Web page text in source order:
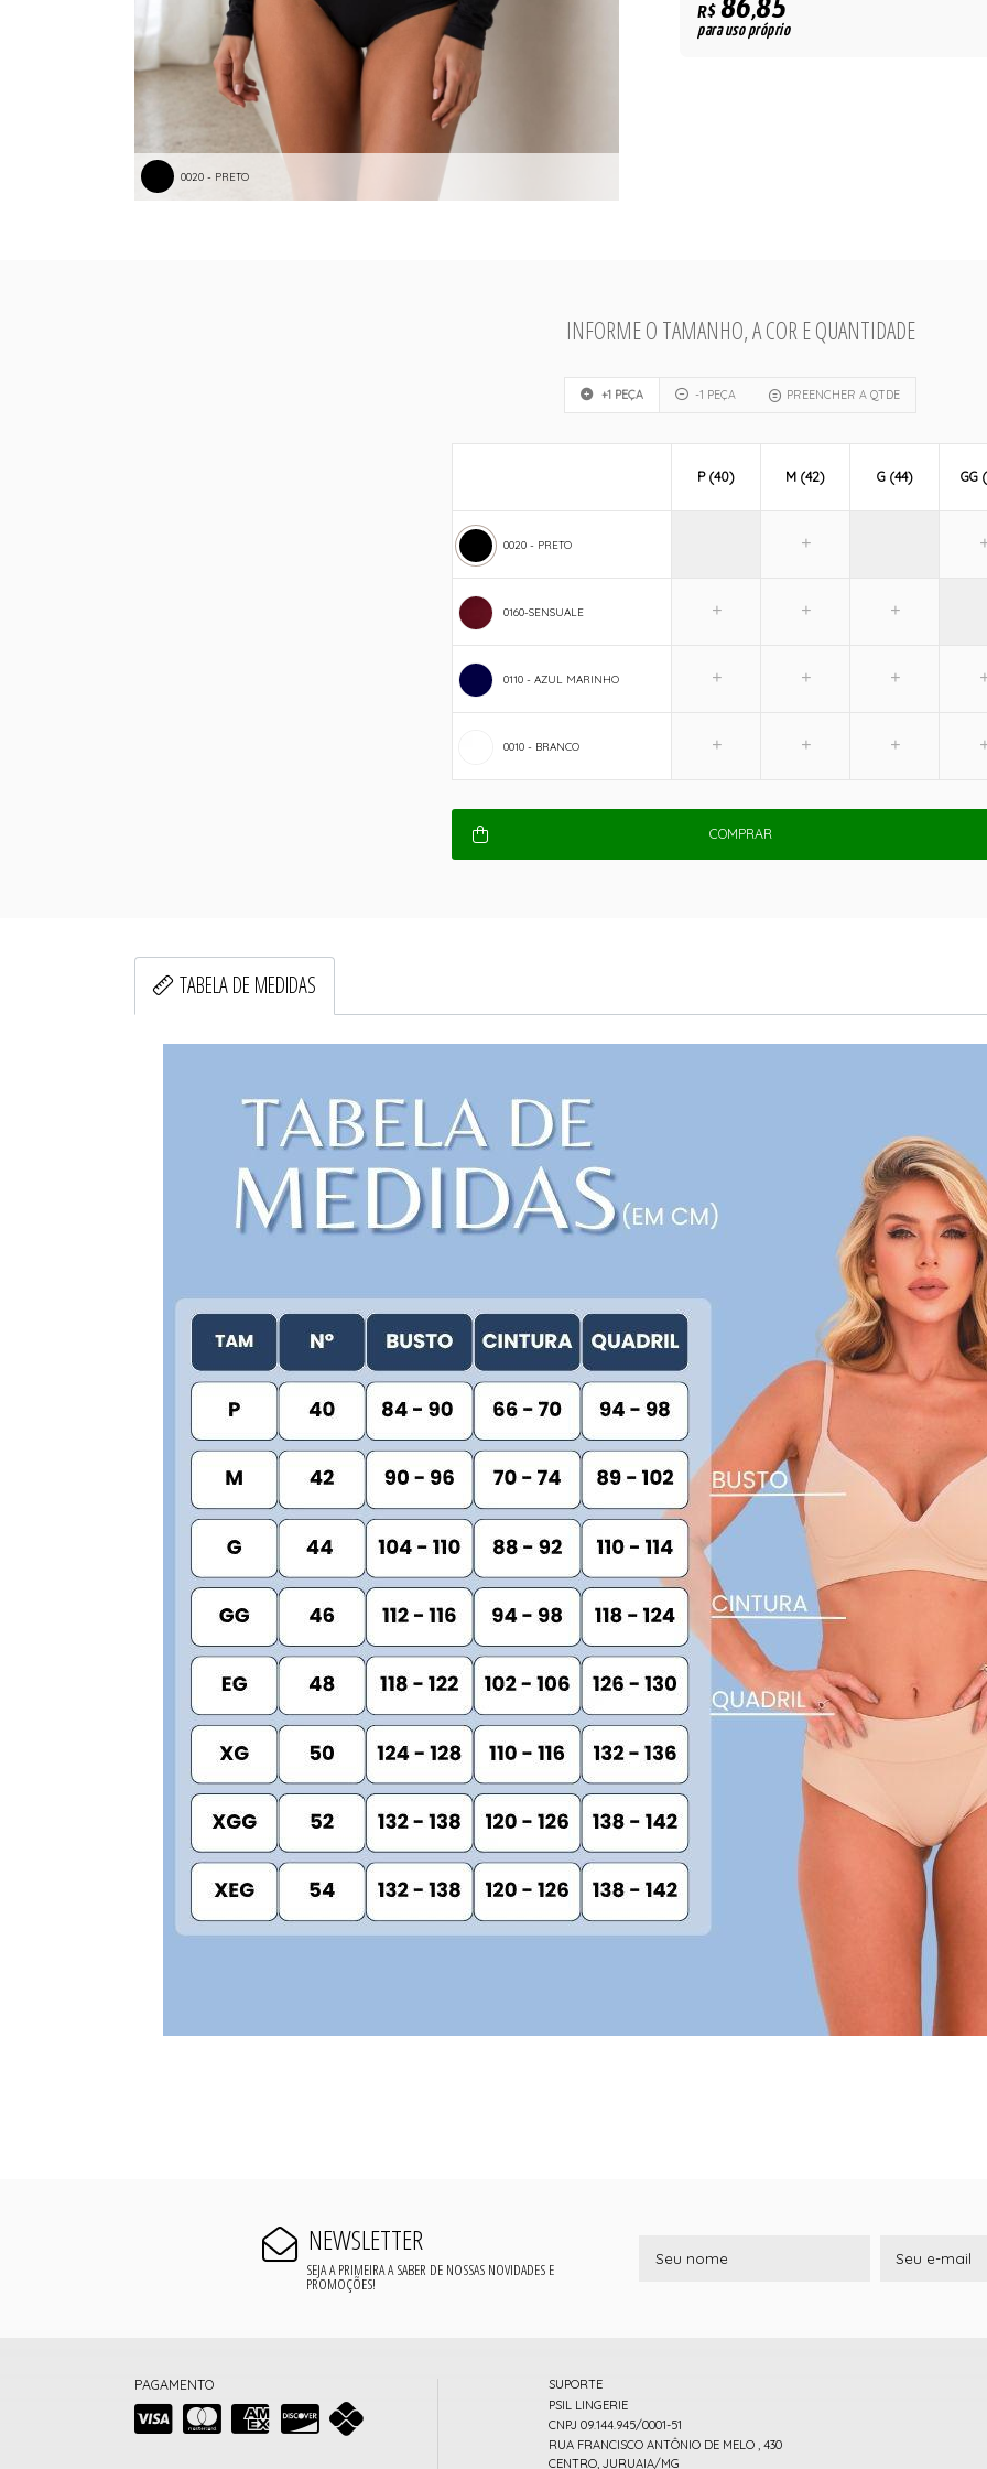
0020 - PRETO
R$86,85
para uso próprio
INFORME O TAMANHO, A COR E QUANTIDADE
+1 PEÇA -1 PEÇA PREENCHER A QTDE
0020 - PRETO
0160-SENSUALE
0110 - AZUL MARINHO
0010 - BRANCO
P (40) M (42) G (44) GG
COMPRAR
TABELA DE MEDIDAS
NEWSLETTER
SEJA A PRIMEIRA A SABER DE NOSSAS NOVIDADES E
PROMOÇÕES!
PAGAMENTO
SUPORTE
PSIL LINGERIE
CNPJ 09.144.945/0001-51
RUA FRANCISCO ANTÔNIO DE MELO , 430
CENTRO, JURUAIA/MG